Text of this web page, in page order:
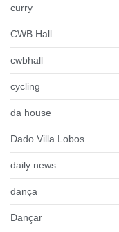
curry
CWB Hall
cwbhall
cycling
da house
Dado Villa Lobos
daily news
dança
Dançar